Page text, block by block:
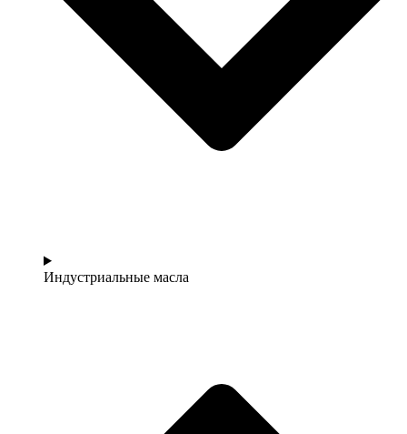
Индустриальные масла